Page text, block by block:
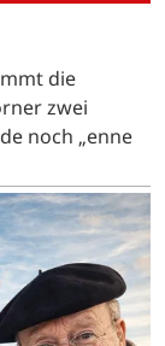
die
zwei
noch „enne